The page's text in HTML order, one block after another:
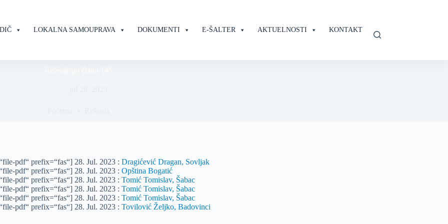
LOKALNA SAMOUPRAVA DOKUMENTI E-ŠALTER AKTUELNOSTI KONTAKT
pdf“ prefix=“fas“] 28. Jul. 2023 : Dragićević Dragan, Sovljak
pdf“ prefix=“fas“] 28. Jul. 2023 : Opština Bogatić
pdf“ prefix=“fas“] 28. Jul. 2023 : Tomić Tomislav, Šabac
pdf“ prefix=“fas“] 28. Jul. 2023 : Tomić Tomislav, Šabac
pdf“ prefix=“fas“] 28. Jul. 2023 : Tomić Tomislav, Šabac
pdf“ prefix=“fas“] 28. Jul. 2023 : Tovilović Željko, Badovinci